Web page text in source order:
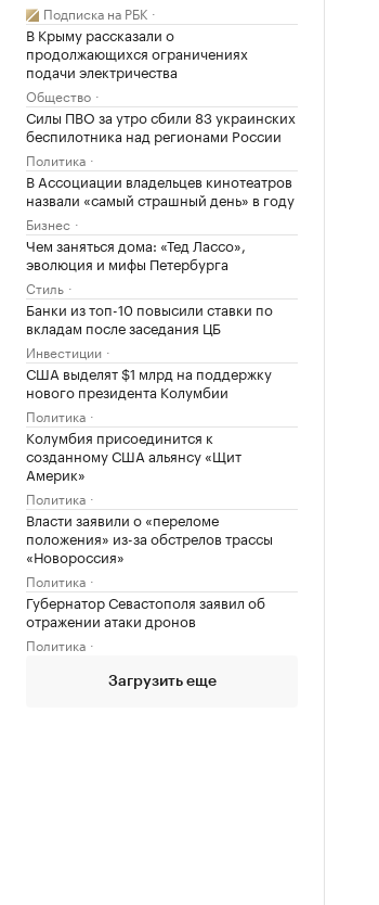
Подписка на РБК
В Крыму рассказали о
продолжающихся ограничениях
подачи электричества
Общество
Силы ПВО за утро сбили 83 украинских
беспилотника над регионами России
Политика
В Ассоциации владельцев кинотеатров
назвали «самый страшный день» в году
Бизнес
Чем заняться дома: «Тед Лассо»,
эволюция и мифы Петербурга
Стиль
Банки из топ-10 повысили ставки по
вкладам после заседания ЦБ
Инвестиции
США выделят $1 млрд на поддержку
нового президента Колумбии
Политика
Колумбия присоединится к
созданному США альянсу «Щит
Америк»
Политика
Власти заявили о «переломе
положения» из-за обстрелов трассы
«Новороссия»
Политика
Губернатор Севастополя заявил об
отражении атаки дронов
Политика
Загрузить еще